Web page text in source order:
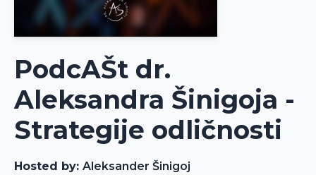
PodcAŠt dr.
Aleksandra Šinigoja -
Strategije odličnosti
Hosted by: Aleksander Šinigoj